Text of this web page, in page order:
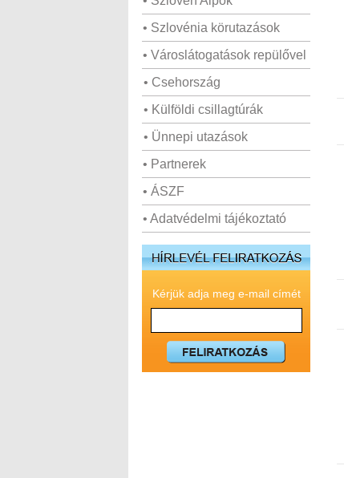
• Szlovénia körutazások
• Városlátogatások repülővel
• Csehország
• Külföldi csillagtúrák
• Ünnepi utazások
• Partnerek
• ÁSZF
• Adatvédelmi tájékoztató
Kérjük adja meg e-mail címét